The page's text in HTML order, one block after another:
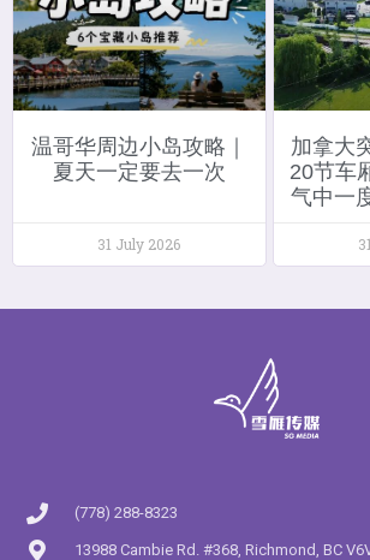
温哥华周边小岛攻略｜
夏天一定要去一次
31 July 2026
加拿大
20节车
气中一
(778) 288-8323
13988 Cambie Rd. #368, Richmond, BC